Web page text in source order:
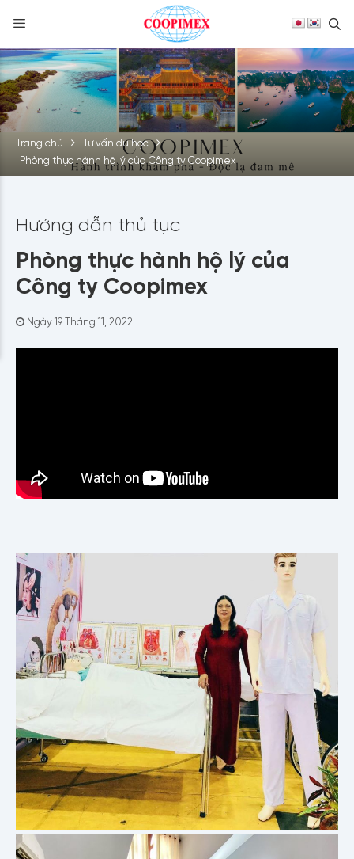
Skip
to
content
Trang chủ
Tư vấn du học
Phòng thực hành hộ lý của Công ty Coopimex
Hướng dẫn thủ tục
Phòng thực hành hộ lý của
Công ty Coopimex
Ngày 19 Tháng 11, 2022